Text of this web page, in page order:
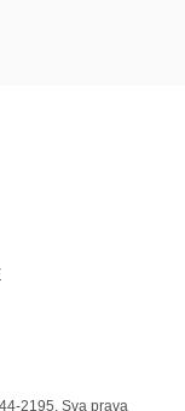
2195. Sva prava